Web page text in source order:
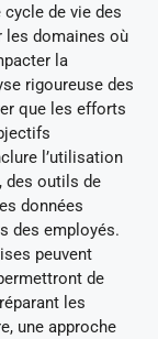
de vie des
les domaines où
la
rigoureuse des
que les efforts
l’utilisation
des outils de
données
des employés.
peuvent
de
les
une approche